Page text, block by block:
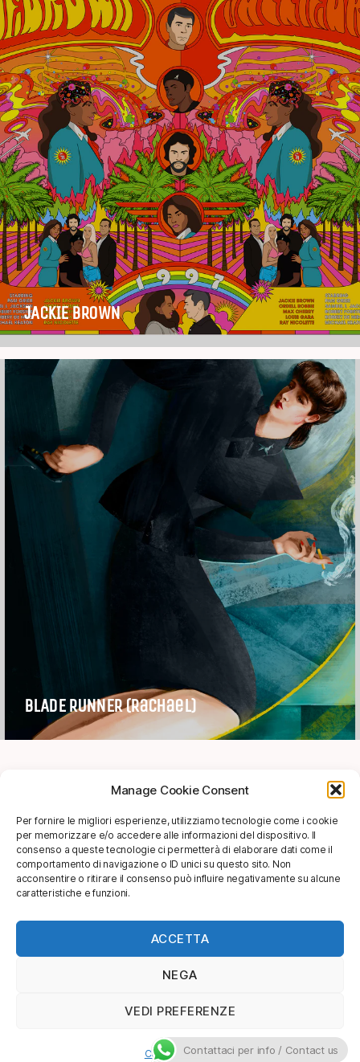
Manage Cookie Consent
Per fornire le migliori esperienze, utilizziamo tecnologie come i cookie
per memorizzare e/o accedere alle informazioni del dispositivo. Il
consenso a queste tecnologie ci permetterà di elaborare dati come il
comportamento di navigazione o ID unici su questo sito. Non
acconsentire o ritirare il consenso può influire negativamente su alcune
caratteristiche e funzioni.
ACCETTA
NEGA
VEDI PREFERENZE
Cookie Policy
JACKIE BROWN
BLADE RUNNER (Rachael)
SHOP
info@soggettivagallery.com
[mailpoet_form id="4"]
Soggettiva Gallery ©2026
Contattaci per info / Contact us